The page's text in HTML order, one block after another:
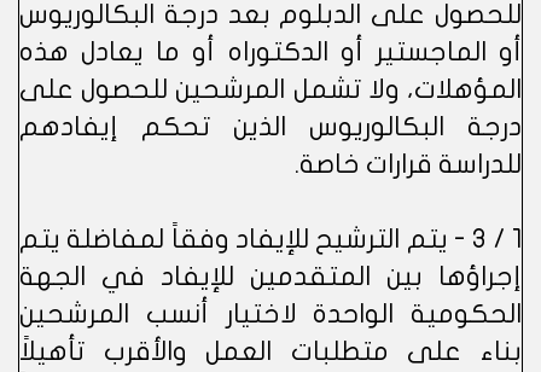
للحصول على الدبلوم بعد درجة البكالوريوس
أو الماجستير أو الدكتوراه أو ما يعادل هذه
المؤهلات، ولا تشمل المرشحين للحصول على
درجة البكالوريوس الذين تحكم إيفادهم
للدراسة قرارات خاصة.
1 / 3 - يتم الترشيح للإيفاد وفقاً لمفاضلة يتم
إجراؤها بين المتقدمين للإيفاد في الجهة
الحكومية الواحدة لاختيار أنسب المرشحين
بناء على متطلبات العمل والأقرب تأهيلاً